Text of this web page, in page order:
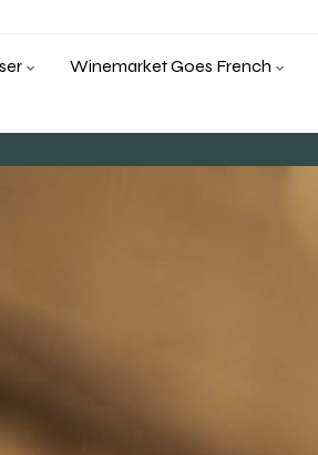
Winemarket Goes French